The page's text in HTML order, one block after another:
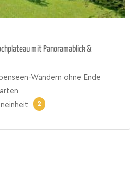
mit Panoramablick &
Wandern ohne Ende
2